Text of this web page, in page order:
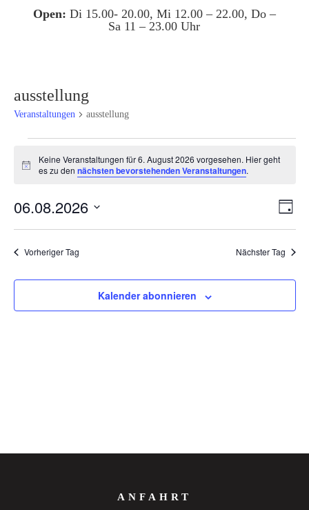
Open: Di 15.00- 20.00, Mi 12.00 – 22.00, Do –
Sa 11 – 23.00 Uhr
ausstellung
Veranstaltungen ausstellung
für
August
2026
Hinweis
Keine Veranstaltungen für 6. August 2026 vorgesehen. Hier geht
es zu den nächsten bevorstehenden Veranstaltungen.
Tag
06.08.2026
Vorheriger Tag Nächster Tag
Kalender abonnieren
ANFAHRT